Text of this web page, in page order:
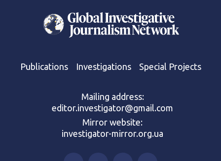
Publications Investigations Special Projects
Mailing address:
editor.investigator@gmail.com
Mirror website:
investigator-mirror.org.ua